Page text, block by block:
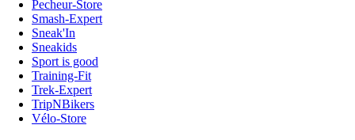
Pecheur-Store
Smash-Expert
Sneak'In
Sneakids
Sport is good
Training-Fit
Trek-Expert
TripNBikers
Vélo-Store